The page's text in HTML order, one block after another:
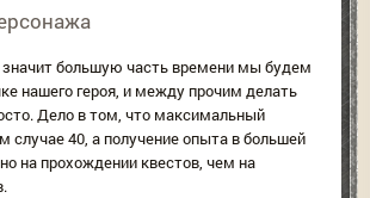
значит большую часть времени мы будем
нашего героя, и между прочим делать
Дело в том, что максимальный
случае 40, а получение опыта в большей
на прохождении квестов, чем на